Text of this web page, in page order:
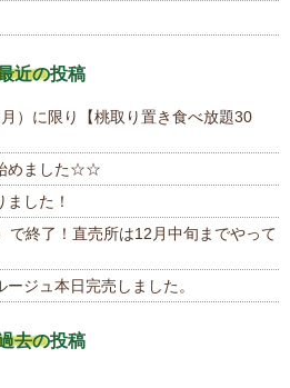
近の投稿
）に限り【桃取り置き食べ放題30
めました☆☆
した！
で終了！直売所は12月中旬までやって
ジュ本日完売しました。
去の投稿